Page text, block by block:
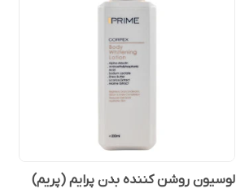
لوسیون روشن کننده بدن پرایم (پریم)